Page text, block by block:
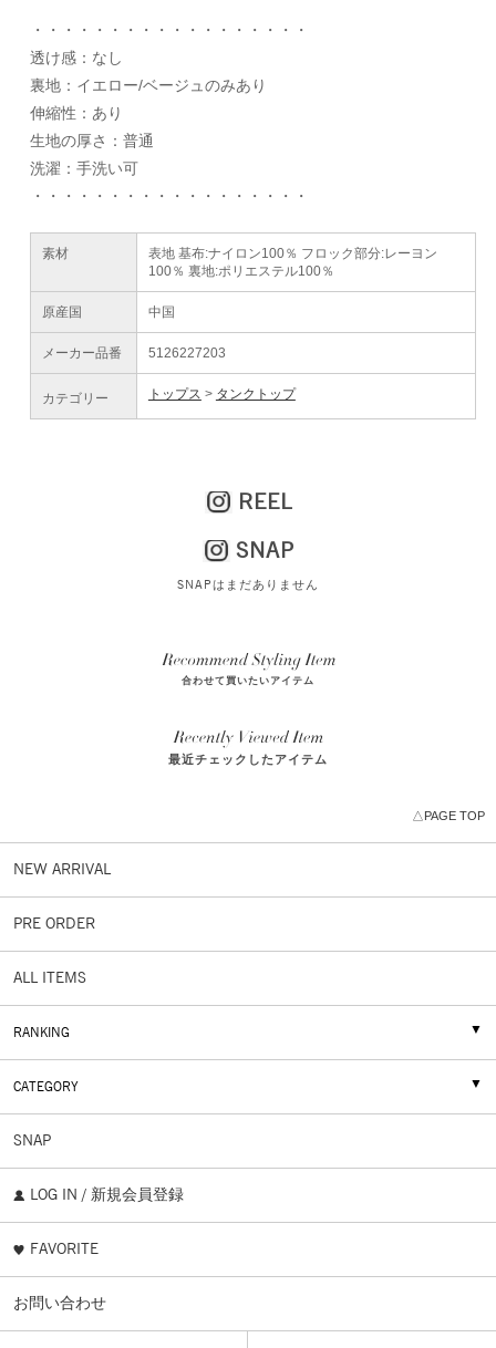
・・・・・・・・・・・・・・・・・・
透け感：なし
裏地：イエロー/ベージュのみあり
伸縮性：あり
生地の厚さ：普通
洗濯：手洗い可
・・・・・・・・・・・・・・・・・・
素材
表地 基布:ナイロン100％ フロック部分:レーヨン
100％ 裏地:ポリエステル100％
原産国 中国
メーカー品番 5126227203
カテゴリー トップス タンクトップ
REEL
SNAP
SNAPはまだありません
合わせて買いたいアイテム
最近チェックしたアイテム
△PAGE TOP
NEW ARRIVAL
PRE ORDER
ALL ITEMS
RANKING
CATEGORY
SNAP
LOG IN / 新規会員登録
FAVORITE
お問い合わせ